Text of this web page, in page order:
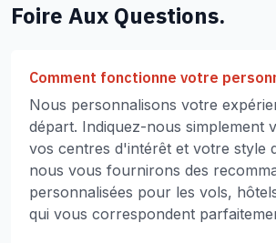
Foire Aux Questions.
Comment fonctionne votre
Nous personnalisons votre
départ. Indiquez-nous simplement
vos centres d'intérêt et votre style
nous vous fournirons des
personnalisées pour les vols,
qui vous correspondent